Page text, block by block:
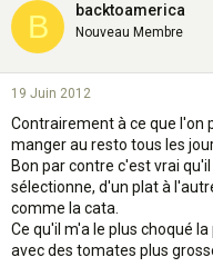
B backtoamerica
Nouveau Membre
19 Juin 2012
Contrairement à ce que l'on
manger au resto tous les
Bon par contre c'est vrai
sélectionne, d'un plat à
comme la cata.
Ce qu'il m'a le plus choqué
avec des tomates plus